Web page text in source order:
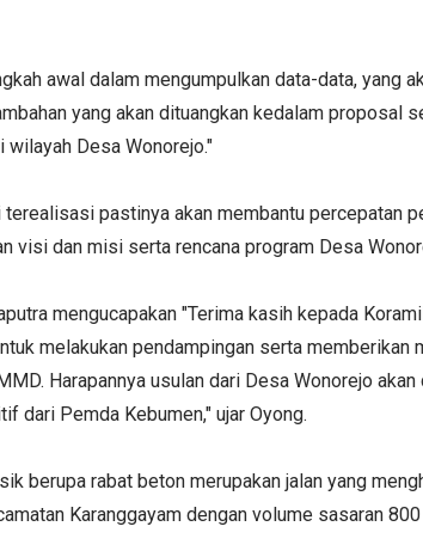
awal dalam mengumpulkan data-data, yang
yang akan dituangkan kedalam proposal
Desa Wonorejo."
terealisasi pastinya akan membantu percepatan
visi dan misi serta rencana program Desa
mengucapakan "Terima kasih kepada
melakukan pendampingan serta memberikan
Harapannya usulan dari Desa Wonorejo
dari Pemda Kebumen," ujar Oyong.
berupa rabat beton merupakan jalan yang
Karanggayam dengan volume sasaran